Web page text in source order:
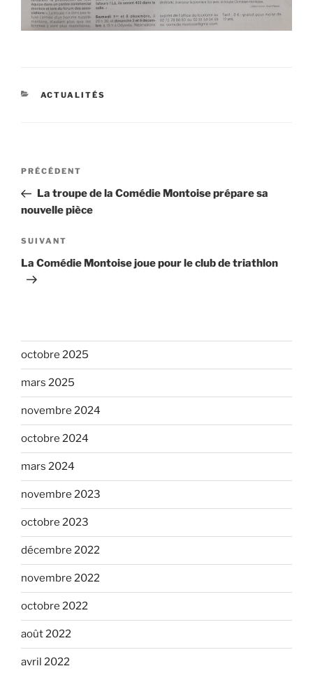
CATÉGORIES
ACTUALITÉS
Navigation
l’article
Article
précédent
PRÉCÉDENT
La troupe de la Comédie Montoise prépare sa
nouvelle pièce
Article
suivant
SUIVANT
La Comédie Montoise joue pour le club de triathlon
octobre 2025
mars 2025
novembre 2024
octobre 2024
mars 2024
novembre 2023
octobre 2023
décembre 2022
novembre 2022
octobre 2022
août 2022
avril 2022